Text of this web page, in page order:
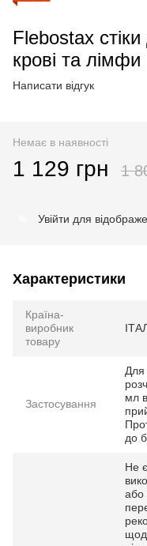
Flebostax
крові та лімфи
Написати відгук
Немає в наявності
1 129 грн 1
Увійти для
Характеристики
Країна-
виробник
товару
Застосування
Для
мл
до
Не
або